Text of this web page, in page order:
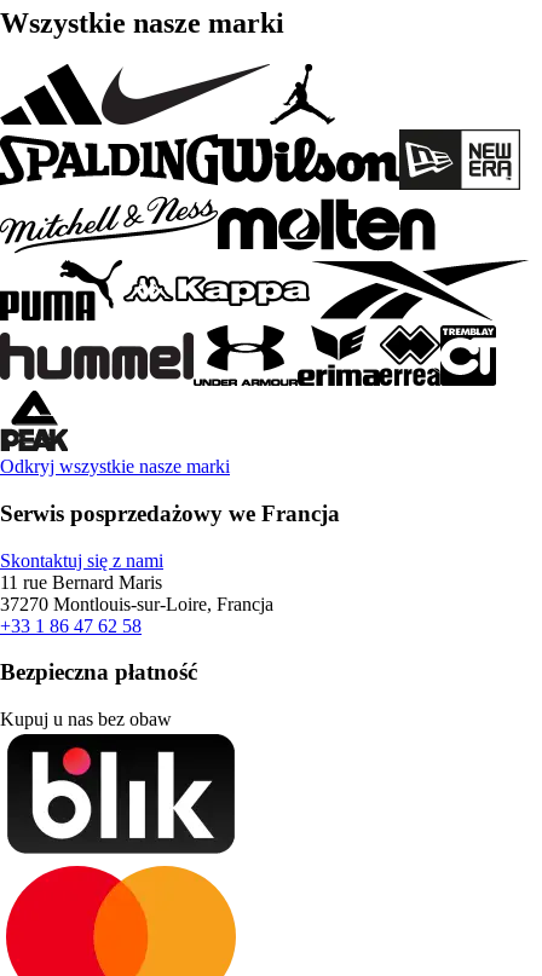
Wszystkie nasze marki
Odkryj wszystkie nasze marki
Serwis posprzedażowy we Francja
Skontaktuj się z nami
11 rue Bernard Maris
37270 Montlouis-sur-Loire, Francja
+33 1 86 47 62 58
Bezpieczna płatność
Kupuj u nas bez obaw